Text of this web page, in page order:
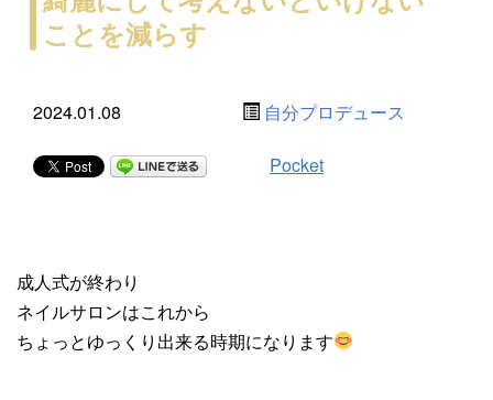
ことを減らす
2024.01.08 自分プロデュース
Pocket
成人式が終わり
ネイルサロンはこれから
ちょっとゆっくり出来る時期になります